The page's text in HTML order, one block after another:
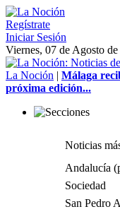
Regístrate
Iniciar Sesión
Viernes, 07 de Agosto
La Noción | Málaga
próxima edición...
Noticias
Andalucía
Sociedad
San Pedro